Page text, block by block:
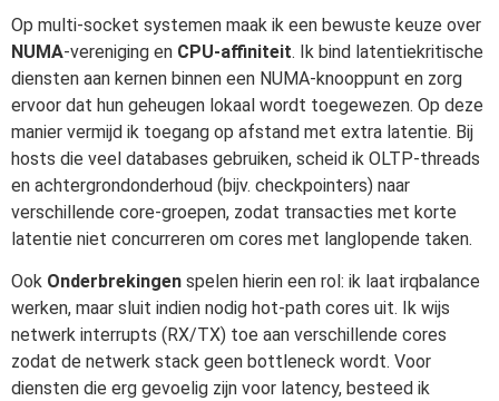
Op multi-socket systemen maak ik een bewuste keuze over
NUMA-vereniging en CPU-affiniteit. Ik bind latentiekritische
diensten aan kernen binnen een NUMA-knooppunt en zorg
ervoor dat hun geheugen lokaal wordt toegewezen. Op deze
manier vermijd ik toegang op afstand met extra latentie. Bij
hosts die veel databases gebruiken, scheid ik OLTP-threads
en achtergrondonderhoud (bijv. checkpointers) naar
verschillende core-groepen, zodat transacties met korte
latentie niet concurreren om cores met langlopende taken.
Ook Onderbrekingen spelen hierin een rol: ik laat irqbalance
werken, maar sluit indien nodig hot-path cores uit. Ik wijs
netwerk interrupts (RX/TX) toe aan verschillende cores
zodat de netwerk stack geen bottleneck wordt. Voor
diensten die erg gevoelig zijn voor latency, besteed ik